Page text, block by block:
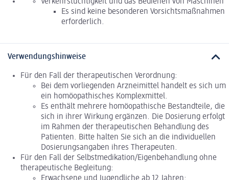
Es sind keine besonderen Vorsichtsmaßnahmen
erforderlich.
Verwendungshinweise
Für den Fall der therapeutischen Verordnung:
Bei dem vorliegenden Arzneimittel handelt es sich um
ein homöopathisches Komplexmittel.
Es enthält mehrere homöopathische Bestandteile, die
sich in ihrer Wirkung ergänzen. Die Dosierung erfolgt
im Rahmen der therapeutischen Behandlung des
Patienten. Bitte halten Sie sich an die individuellen
Dosierungsangaben ihres Therapeuten.
Für den Fall der Selbstmedikation/Eigenbehandlung ohne
therapeutische Begleitung:
Erwachsene und Jugendliche ab 12 Jahren: